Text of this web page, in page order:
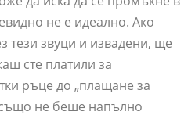
не е идеално. Ако
тези звуци и извадени, ще
сте платили за
ръце до „плащане за
също не беше напълно